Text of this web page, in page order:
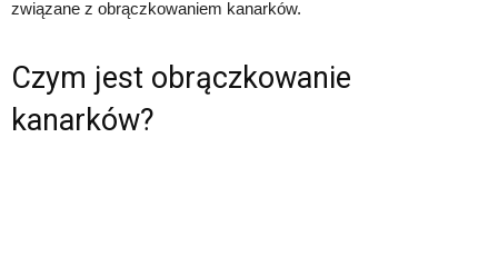
związane z obrączkowaniem kanarków.
Czym jest obrączkowanie
kanarków?